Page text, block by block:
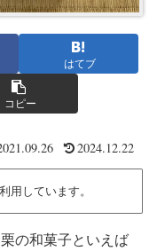
はてブ
コピー
2024.12.22
用しています。
の和菓子といえば